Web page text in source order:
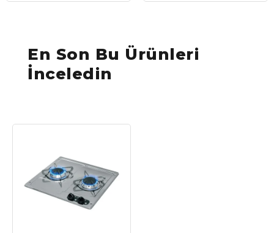
En Son Bu Ürünleri
İnceledin